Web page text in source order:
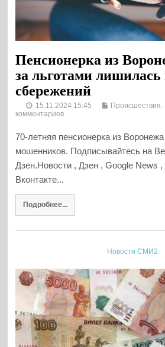
Пенсионерка из
за льготами
сбережений
15.11.2024 15:45 Происшествия.
комментариев
70-летняя пенсионерка из
мошенников. Подписывайтесь на
Дзен.Новости , Дзен , Google News ,
Вконтакте...
Подробнее...
Новости СМИ2